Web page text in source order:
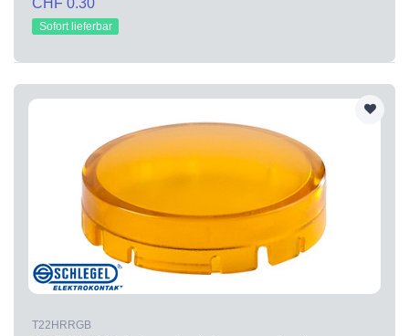
CHF 0.30
Sofort lieferbar
T22HRRGB